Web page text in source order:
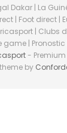
Dakar | La
| Foot direct |
| Clubs
game | Pronostic
- Premium
by